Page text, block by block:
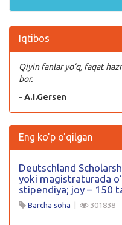
Iqtibos
Qiyin fanlar yo’q, faqat
bor.
- A.I.Gersen
Eng ko'p o'qilgan
Deutschland
yoki magistraturada
stipendiya; joy – 150
Barcha soha | 301838